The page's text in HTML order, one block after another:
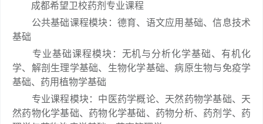
成都希望卫校药剂专业课程
公共基础课程模块：德育、语文应用基础、信息技术
基础
专业基础课程模块：无机与分析化学基础、有机化
学、解剖生理学基础、生物化学基础、病原生物与免疫学
基础、药用植物学基础
专业课程模块：中医药学概论、天然药物学基础、天
然药物化学基础、药物化学基础、药物分析、药剂学、药